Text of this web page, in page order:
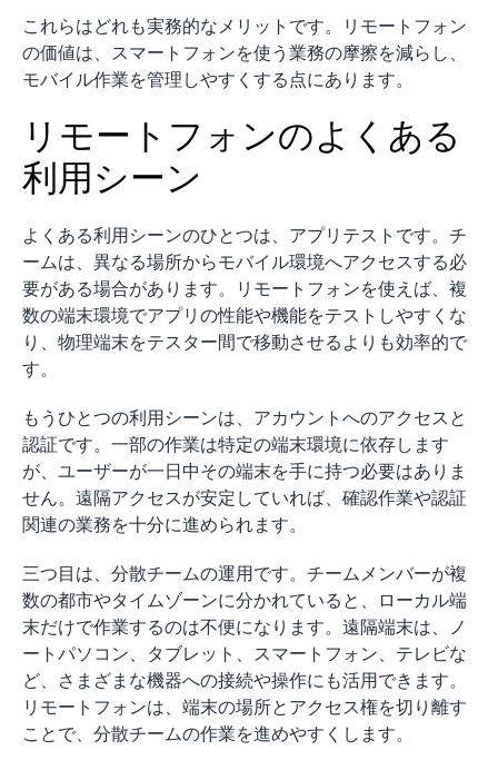
これらはどれも実務的なメリットです。リモートフォン
の価値は、スマートフォンを使う業務の摩擦を減らし、
モバイル作業を管理しやすくする点にあります。
リモートフォンのよくある
利用シーン
よくある利用シーンのひとつは、アプリテストです。チ
ームは、異なる場所からモバイル環境へアクセスする必
要がある場合があります。リモートフォンを使えば、複
数の端末環境でアプリの性能や機能をテストしやすくな
り、物理端末をテスター間で移動させるよりも効率的で
す。
もうひとつの利用シーンは、アカウントへのアクセスと
認証です。一部の作業は特定の端末環境に依存します
が、ユーザーが一日中その端末を手に持つ必要はありま
せん。遠隔アクセスが安定していれば、確認作業や認証
関連の業務を十分に進められます。
三つ目は、分散チームの運用です。チームメンバーが複
数の都市やタイムゾーンに分かれていると、ローカル端
末だけで作業するのは不便になります。遠隔端末は、ノ
ートパソコン、タブレット、スマートフォン、テレビな
ど、さまざまな機器への接続や操作にも活用できます。
リモートフォンは、端末の場所とアクセス権を切り離す
ことで、分散チームの作業を進めやすくします。